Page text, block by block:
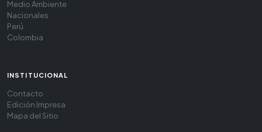
Medio Ambiente
Nacionales
Perú
Colombia
INSTITUCIONAL
Contacto
Edición Impresa
Mapa del Sitio